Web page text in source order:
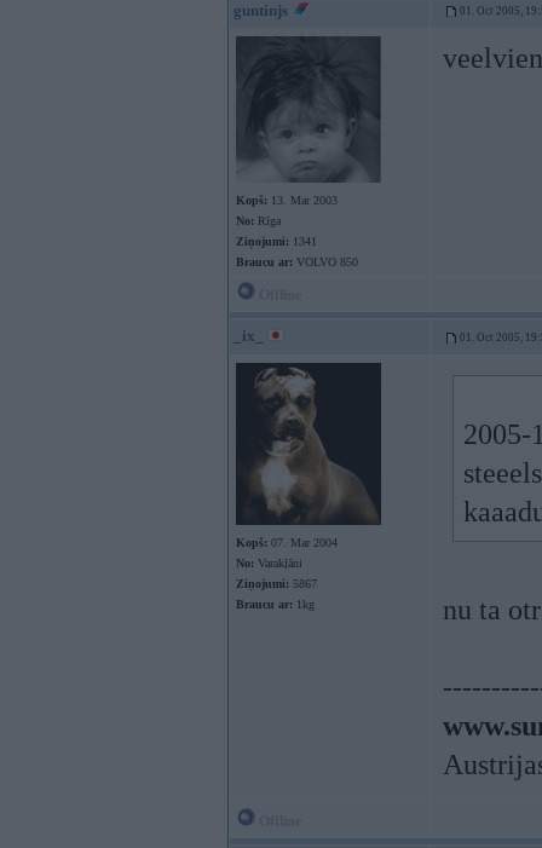
guntinjs 01. Oct 2005,
Kopš: 13. Mar 2003
No: Rīga
Ziņojumi: 1341
Braucu ar: VOLVO 850
_ix_ 01. Oct 2005,
Kopš: 07. Mar 2004
No: Varakļāni
Ziņojumi: 5867
Braucu ar: 1kg
2005-
nu ta